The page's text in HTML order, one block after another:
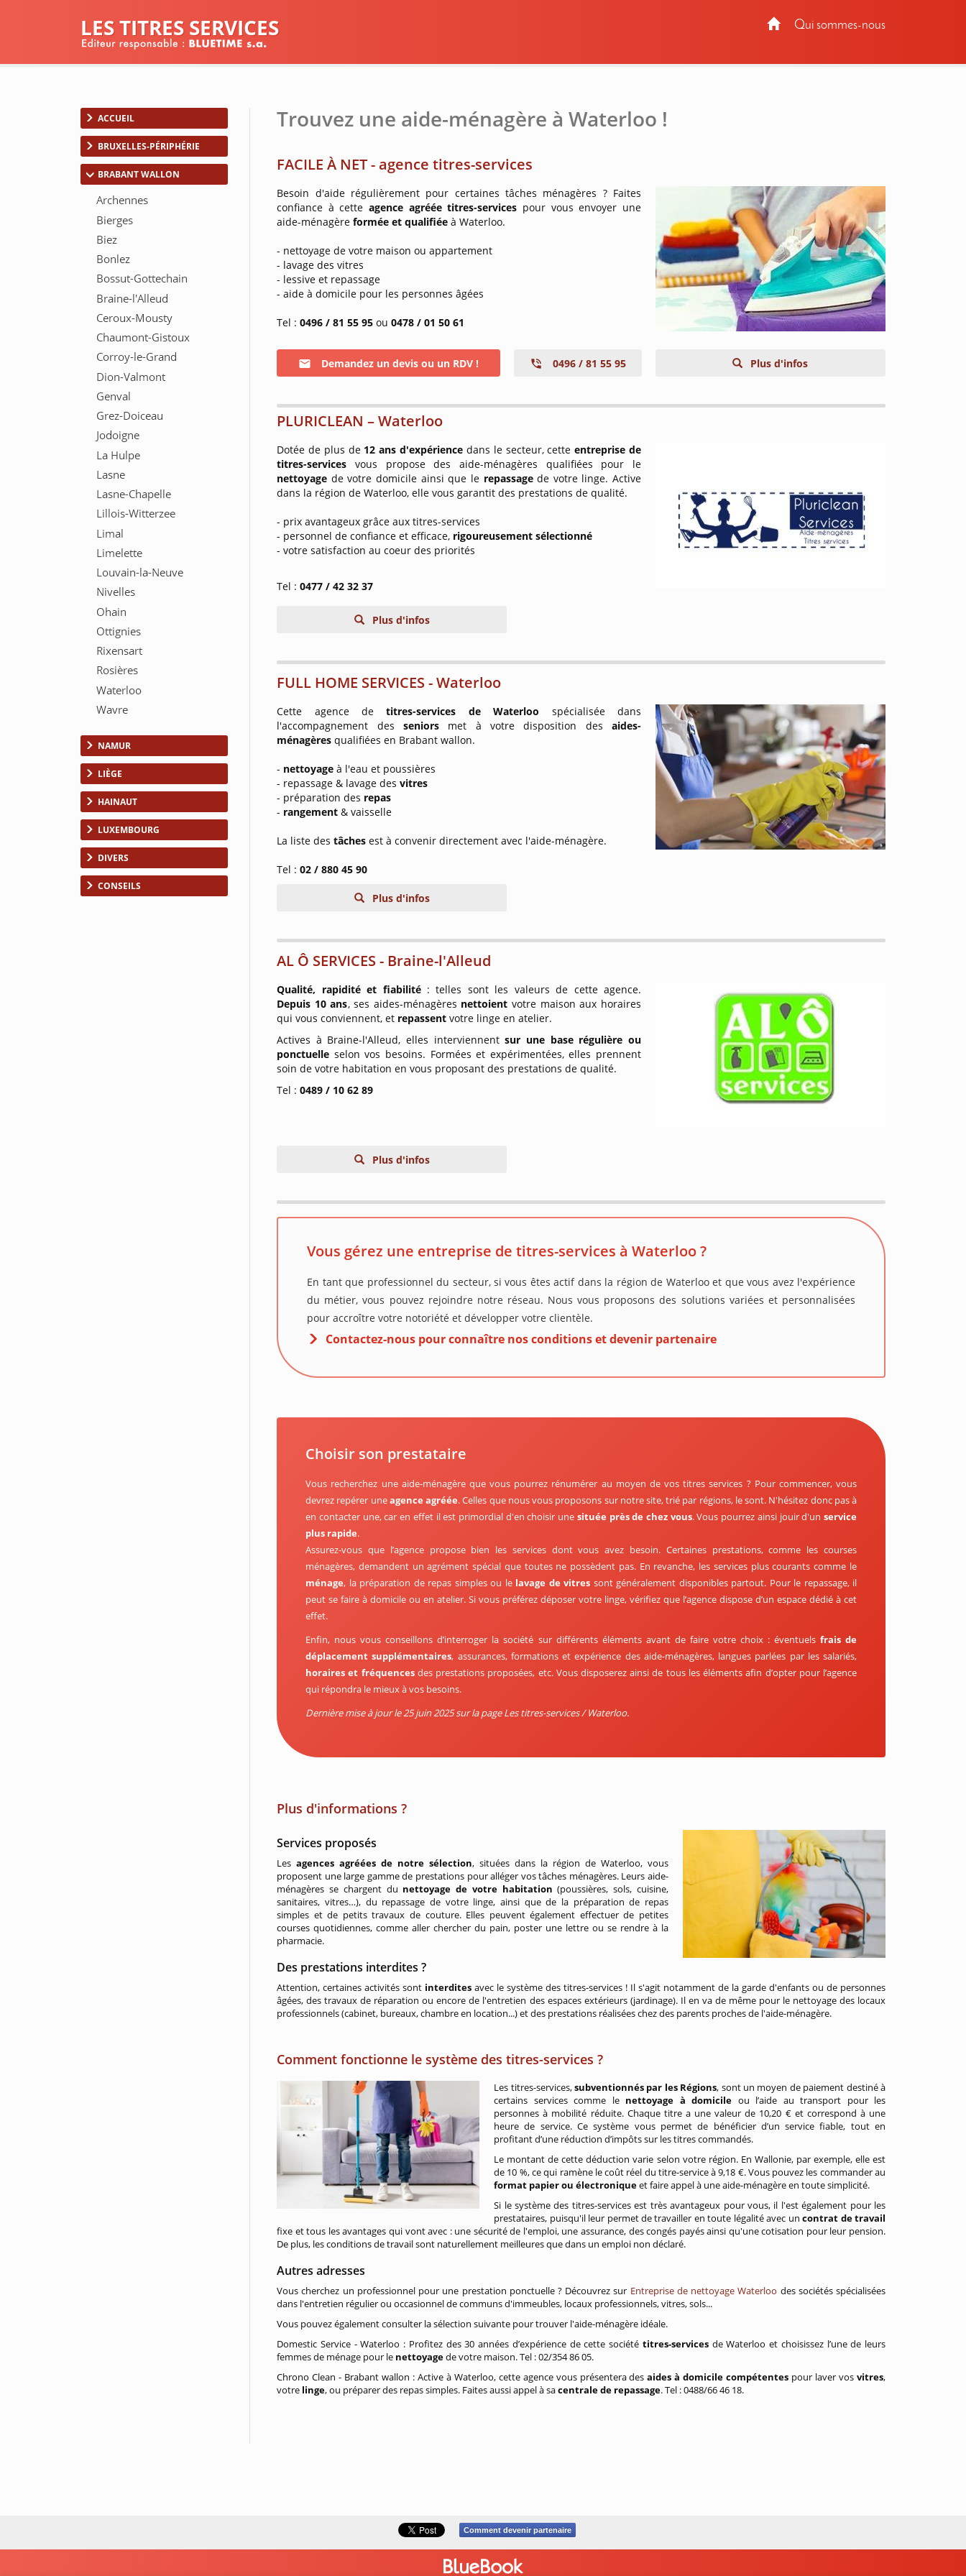
Qui sommes-nous
LES TITRES SERVICES
ACCUEIL
BRUXELLES-PÉRIPHÉRIE
BRABANT WALLON
NAMUR
LIÈGE
HAINAUT
LUXEMBOURG
DIVERS
CONSEILS
Trouvez une aide-ménagère à Waterloo !
FACILE À NET - agence titres-services
Besoin d'aide régulièrement pour certaines tâches ménagères ? Faites
confiance à cetteagence agréée titres-services pour vous envoyer une
aide-ménagèreformée et qualifiée à Waterloo.
- nettoyage de votre maison ou appartement
- lavage des vitres
- lessive et repassage
- aide à domicile pour les personnes âgées
Tel :0496 / 81 55 95 ou0478 / 01 50 61
Demandez un devis ou un RDV ! 0496 / 81 55 95 Plus d'infos
PLURICLEAN – Waterloo
Dotée de plus de 12 ans d'expérience dans le secteur, cetteentreprise de
titres-services vous propose des aide-ménagères qualifiées pour le
nettoyage de votre domicile ainsi que le repassagede votre linge. Active
dans la région de Waterloo, elle vous garantit des prestations de qualité.
- prix avantageux grâce aux titres-services
- personnel de confiance et efficace, rigoureusement sélectionné
- votre satisfaction au coeur des priorités
Tel :0477 / 42 32 37
Plus d'infos
FULL HOME SERVICES - Waterloo
Cette agence detitres-services de Waterloo spécialisée dans
l'accompagnement des seniors met à votre disposition des aides-
ménagères qualifiées en Brabant wallon.
- nettoyageà l'eau et poussières
- repassage & lavage desvitres
- préparation des repas
- rangement& vaisselle
La liste destâchesest à convenir directement avec l'aide-ménagère.
Tel :02 / 880 45 90
Plus d'infos
AL Ô SERVICES - Braine-l'Alleud
Qualité, rapidité et fiabilité: telles sont les valeurs de cette agence.
Depuis 10 ans, ses aides-ménagères nettoientvotre maison aux horaires
qui vous conviennent, et repassentvotre linge en atelier.
Actives à Braine-l'Alleud, elles interviennentsur une base régulière ou
ponctuelle selon vos besoins. Formées et expérimentées, elles prennent
soin de votre habitation en vous proposant des prestations de qualité.
Tel :0489 / 10 62 89
Plus d'infos
Vous gérez une entreprise de titres-services à Waterloo ?
En tant que professionnel du secteur, si vous êtes actif dans la région de Waterloo et que vous avez l'expérience
du métier, vous pouvez rejoindre notre réseau. Nous vous proposons des solutions variées et personnalisées
pour accroître votre notoriété et développer votre clientèle.
Contactez-nous pour connaître nos conditions et devenir partenaire
Choisir son prestataire
Vous recherchez une aide-ménagère que vous pourrez rénumérer au moyen de vos titres services ? Pour commencer, vous
devrez repérer uneagence agréée. Celles que nous vous proposons sur notre site, trié par régions, le sont. N'hésitez donc pas à
en contacter une, car en effet il est primordial d'en choisir une située près de chez vous. Vous pourrez ainsi jouir d'un service
plus rapide.
Assurez-vous que l’agence propose bien les services dont vous avez besoin. Certaines prestations, comme les courses
ménagères, demandent un agrément spécial que toutes ne possèdent pas. En revanche, les services plus courants comme le
ménage, la préparation de repas simples ou le lavage de vitres sont généralement disponibles partout. Pour le repassage, il
peut se faire à domicile ou en atelier. Si vous préférez déposer votre linge, vérifiez que l’agence dispose d’un espace dédié à cet
effet.
Enfin, nous vous conseillons d’interroger la société sur différents éléments avant de faire votre choix : éventuels frais de
déplacement supplémentaires, assurances, formations et expérience des aide-ménagères, langues parlées par les salariés,
horaires et fréquences des prestations proposées, etc. Vous disposerez ainsi de tous les éléments afin d’opter pour l’agence
qui répondra le mieux à vos besoins.
Dernière mise à jour le 25 juin 2025 sur la page Les titres-services / Waterloo.
Plus d'informations ?
Services proposés
Les agences agréées de notre sélection, situées dans la région de Waterloo, vous
proposent une large gamme de prestations pour alléger vos tâches ménagères. Leurs aide-
ménagères se chargent du nettoyage de votre habitation (poussières, sols, cuisine,
sanitaires, vitres…), du repassage de votre linge, ainsi que de la préparation de repas
simples et de petits travaux de couture. Elles peuvent également effectuer de petites
courses quotidiennes, comme aller chercher du pain, poster une lettre ou se rendre à la
pharmacie.
Des prestations interdites ?
Attention, certaines activités sont interditesavec le système des titres-services ! Il s'agit notamment de la garde d'enfants ou de personnes
âgées, des travaux de réparation ou encore de l'entretien des espaces extérieurs (jardinage). Il en va de même pour le nettoyage des locaux
professionnels (cabinet, bureaux, chambre en location...) et des prestations réalisées chez des parents proches de l'aide-ménagère.
Comment fonctionne le système des titres-services ?
Les titres-services,subventionnés par les Régions, sont un moyen de paiement destiné à
certains services comme le nettoyage à domicile ou l’aide au transport pour les
personnes à mobilité réduite. Chaque titre a une valeur de 10,20 € et correspond à une
heure de service. Ce système vous permet de bénéficier d’un service fiable, tout en
profitant d’une réduction d’impôts sur les titres commandés.
Le montant de cette déduction varie selon votre région. En Wallonie, par exemple, elle est
de 10 %, ce qui ramène le coût réel du titre-service à 9,18 €. Vous pouvez les commander au
format papier ou électroniqueet faire appel à une aide-ménagère en toute simplicité.
Si le système des titres-services est très avantageux pour vous, il l'est également pour les
prestataires, puisqu'il leur permet de travailler en toute légalité avec uncontrat de travail
fixe et tous les avantages qui vont avec : une sécurité de l'emploi, une assurance, des congés payés ainsi qu'une cotisation pour leur pension.
De plus, les conditions de travail sont naturellement meilleures que dans un emploi non déclaré.
Autres adresses
Vous cherchez un professionnel pour une prestation ponctuelle ? Découvrez sur Entreprise de nettoyage Waterloo des sociétés spécialisées
dans l'entretien régulier ou occasionnel de communs d'immeubles, locaux professionnels, vitres, sols...
Vous pouvez également consulter la sélection suivante pour trouver l'aide-ménagère idéale.
Domestic Service - Waterloo : Profitez des 30 années d’expérience de cette société titres-servicesde Waterloo et choisissez l’une de leurs
femmes de ménage pour le nettoyagede votre maison. Tel : 02/354 86 05.
Chrono Clean - Brabant wallon : Active à Waterloo, cette agence vous présentera desaides à domicile compétentes pour laver vosvitres,
votre linge, ou préparer des repas simples. Faites aussi appel à sacentrale de repassage. Tel : 0488/66 46 18.
Comment devenir partenaire